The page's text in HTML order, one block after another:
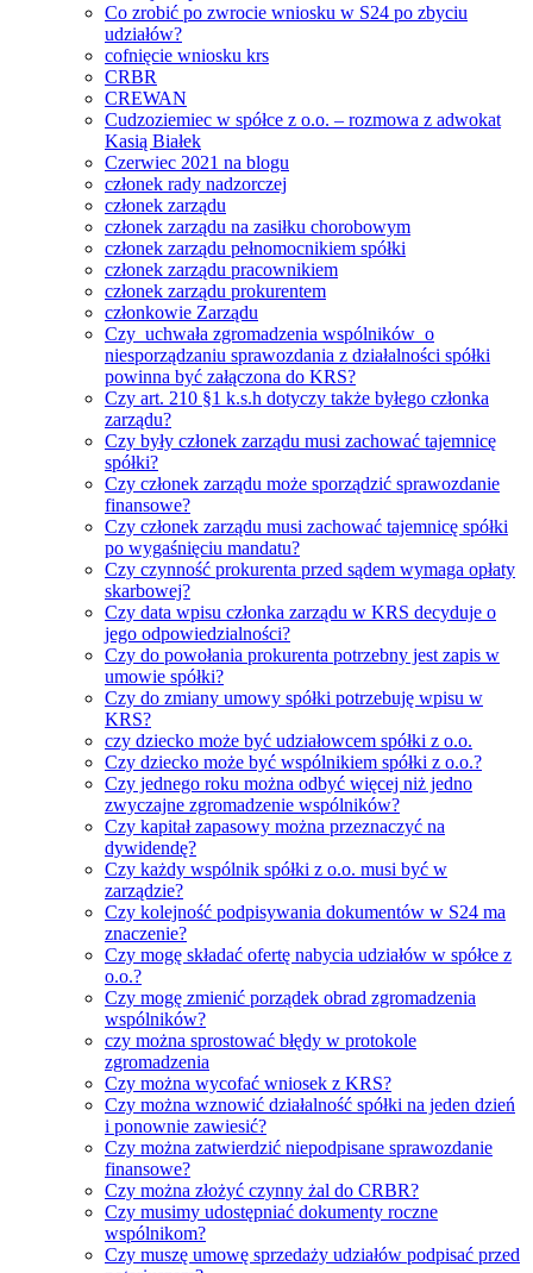
Co zrobić po zwrocie wniosku w S24 po zbyciu
udziałów?
cofnięcie wniosku krs
CRBR
CREWAN
Cudzoziemiec w spółce z o.o. – rozmowa z adwokat
Kasią Białek
Czerwiec 2021 na blogu
członek rady nadzorczej
członek zarządu
członek zarządu na zasiłku chorobowym
członek zarządu pełnomocnikiem spółki
członek zarządu pracownikiem
członek zarządu prokurentem
członkowie Zarządu
Czy uchwała zgromadzenia wspólników o
niesporządzaniu sprawozdania z działalności spółki
powinna być załączona do KRS?
Czy art. 210 §1 k.s.h dotyczy także byłego członka
zarządu?
Czy były członek zarządu musi zachować tajemnicę
spółki?
Czy członek zarządu może sporządzić sprawozdanie
finansowe?
Czy członek zarządu musi zachować tajemnicę spółki
po wygaśnięciu mandatu?
Czy czynność prokurenta przed sądem wymaga opłaty
skarbowej?
Czy data wpisu członka zarządu w KRS decyduje o
jego odpowiedzialności?
Czy do powołania prokurenta potrzebny jest zapis w
umowie spółki?
Czy do zmiany umowy spółki potrzebuję wpisu w
KRS?
czy dziecko może być udziałowcem spółki z o.o.
Czy dziecko może być wspólnikiem spółki z o.o.?
Czy jednego roku można odbyć więcej niż jedno
zwyczajne zgromadzenie wspólników?
Czy kapitał zapasowy można przeznaczyć na
dywidendę?
Czy każdy wspólnik spółki z o.o. musi być w
zarządzie?
Czy kolejność podpisywania dokumentów w S24 ma
znaczenie?
Czy mogę składać ofertę nabycia udziałów w spółce z
o.o.?
Czy mogę zmienić porządek obrad zgromadzenia
wspólników?
czy można sprostować błędy w protokole
zgromadzenia
Czy można wycofać wniosek z KRS?
Czy można wznowić działalność spółki na jeden dzień
i ponownie zawiesić?
Czy można zatwierdzić niepodpisane sprawozdanie
finansowe?
Czy można złożyć czynny żal do CRBR?
Czy musimy udostępniać dokumenty roczne
wspólnikom?
Czy muszę umowę sprzedaży udziałów podpisać przed